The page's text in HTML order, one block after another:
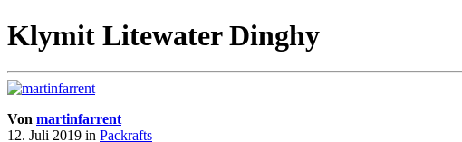
Klymit Litewater Dinghy
Von martinfarrent
12. Juli 2019 in Packrafts